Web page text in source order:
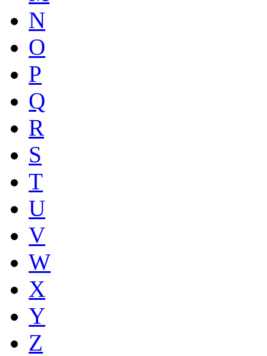
N
O
P
Q
R
S
T
U
V
W
X
Y
Z